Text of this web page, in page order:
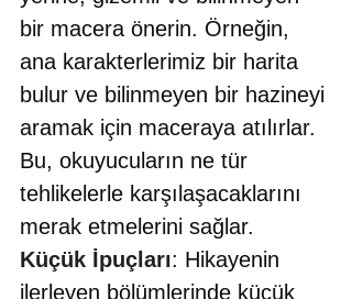
bir macera önerin. Örneğin,
ana karakterlerimiz bir harita
bulur ve bilinmeyen bir hazineyi
aramak için maceraya atılırlar.
Bu, okuyucuların ne tür
tehlikelerle karşılaşacaklarını
merak etmelerini sağlar.
Küçük İpuçları: Hikayenin
ilerleyen bölümlerinde küçük